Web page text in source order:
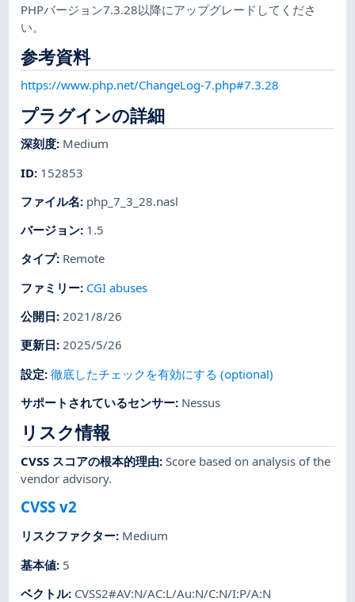
PHPバージョン7.3.28以降にアップグレードしてくださ
い。
参考資料
https://www.php.net/ChangeLog-7.php#7.3.28
プラグインの詳細
深刻度: Medium
ID: 152853
ファイル名: php_7_3_28.nasl
バージョン: 1.5
タイプ: Remote
ファミリー: CGI abuses
公開日:2021/8/26
更新日:2025/5/26
設定:徹底したチェックを有効にする (optional)
サポートされているセンサー: Nessus
リスク情報
CVSS スコアの根本的理由:Score based on analysis of the
vendor advisory.
CVSS v2
リスクファクター: Medium
基本値: 5
ベクトル: CVSS2#AV:N/AC:L/Au:N/C:N/I:P/A:N